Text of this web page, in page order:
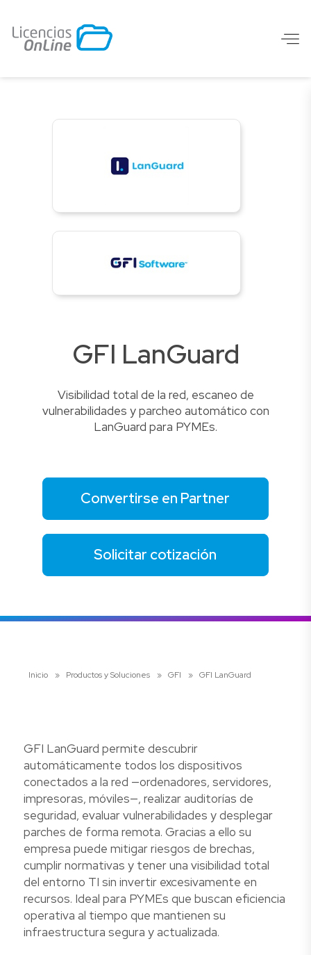
GFI LanGuard
Visibilidad total de la red, escaneo de
vulnerabilidades y parcheo automático con
LanGuard para PYMEs.
Convertirse en Partner
Solicitar cotización
Inicio » Productos y Soluciones » GFI » GFI LanGuard
GFI LanGuard permite descubrir
automáticamente todos los dispositivos
conectados a la red —ordenadores, servidores,
impresoras, móviles—, realizar auditorías de
seguridad, evaluar vulnerabilidades y desplegar
parches de forma remota. Gracias a ello su
empresa puede mitigar riesgos de brechas,
cumplir normativas y tener una visibilidad total
del entorno TI sin invertir excesivamente en
recursos. Ideal para PYMEs que buscan eficiencia
operativa al tiempo que mantienen su
infraestructura segura y actualizada.